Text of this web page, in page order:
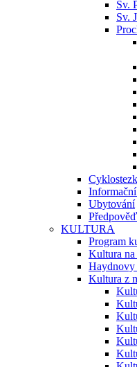
Sv.
Sv.
Ubytování
KULTURA
Program
Kultura na
Haydnovy
Kultura z